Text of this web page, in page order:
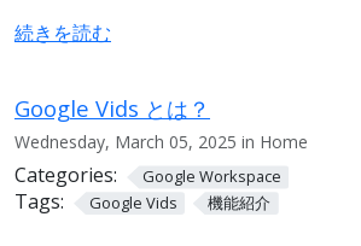
続きを読む
Google Vids とは？
Wednesday, March 05, 2025 in Home
Categories: Google Workspace
Tags: Google Vids 機能紹介